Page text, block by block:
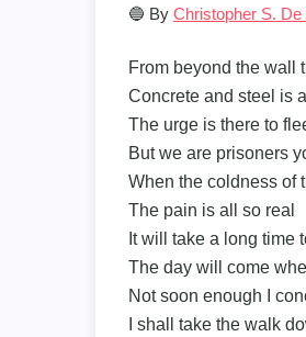
🔵 By Christopher S. De
From beyond the wall
Concrete and steel is
The urge is there to
But we are prisoners
When the coldness of
The pain is all so real
It will take a long time
The day will come
Not soon enough I
I shall take the walk